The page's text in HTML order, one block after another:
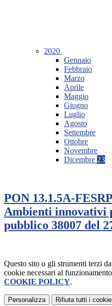
2020
Gennaio
Febbraio
Marzo
Aprile
Maggio
Giugno
Luglio
Agosto
Settembre
Ottobre
Novembre
Dicembre 23
PON 13.1.5A-
Ambienti innovativi
pubblico 38007 del
Questo sito o gli strumenti terzi
cookie necessari al
COOKIE POLICY.
Personalizza Rifiuta tutti i